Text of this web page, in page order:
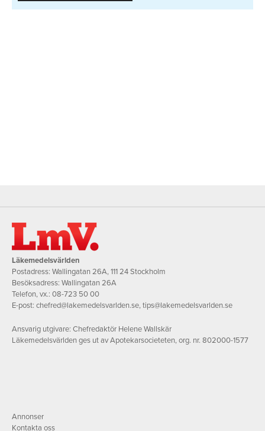
Läkemedelsvärlden
Postadress: Wallingatan 26A, 111 24 Stockholm
Besöksadress: Wallingatan 26A
Telefon, vx.: 08-723 50 00
E-post: chefred@lakemedelsvarlden.se,tips@lakemedelsvarlden.se
Ansvarig utgivare: Chefredaktör Helene Wallskär
Läkemedelsvärlden ges ut av Apotekarsocieteten, org. nr. 802000-1577
Annonser
Kontakta oss